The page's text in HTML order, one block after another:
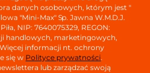
danych osobowych, którym jest "
"Mini-Max" Sp. Jawna W.M.D.J.
NIP: 7640075329, REGON:
handlowych, marketingowych,
informacji nt. ochrony
się w Polityce prywatności.
lub zarządzać swoją